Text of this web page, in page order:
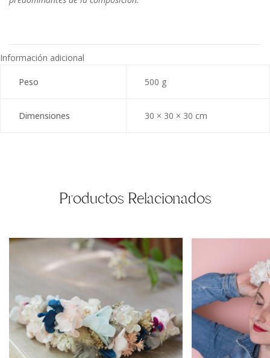
Información adicional
Peso 500 g
Dimensiones 30 × 30 × 30 cm
Productos Relacionados